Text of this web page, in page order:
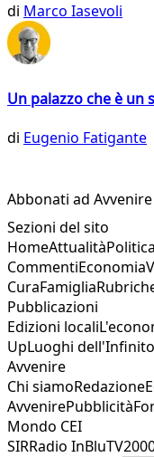
di Marco Iasevoli
Un palazzo che è un
di Eugenio Fatigante
Abbonati ad Avvenire
Sezioni del sito
HomeAttualitàPolitica
CommentiEconomia
CuraFamiglia
Pubblicazioni
Edizioni locali
UpLuoghi dell'Infinito
Avvenire
Chi siamoRedazione
AvvenirePubblicità
Mondo CEI
SIRRadio InBlu